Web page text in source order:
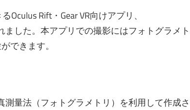
Rift・Gear VR向けアプリ、
ました。本アプリでの撮影にはフォトグラメト
できます。
測量法（フォトグラメトリ）を利用して作成さ